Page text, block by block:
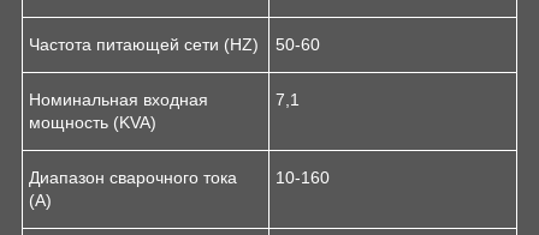
Частота питающей сети (HZ) 50-60
Номинальная входная
мощность (KVA)
7,1
Диапазон сварочного тока
(А)
10-160